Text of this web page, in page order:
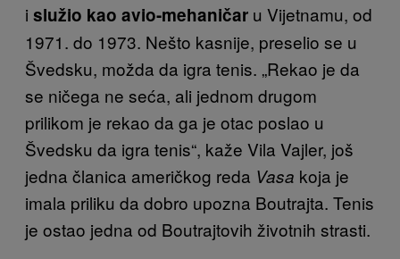
i služio kao avio-mehaničar u Vijetnamu, od
1971. do 1973. Nešto kasnije, preselio se u
Švedsku, možda da igra tenis. „Rekao je da
se ničega ne seća, ali jednom drugom
prilikom je rekao da ga je otac poslao u
Švedsku da igra tenis“, kaže Vila Vajler, još
jedna članica američkog reda Vasa koja je
imala priliku da dobro upozna Boutrajta. Tenis
je ostao jedna od Boutrajtovih životnih strasti.